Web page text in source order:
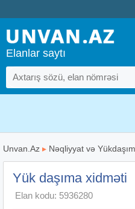
Elanlar saytı
Unvan.Az ▸ Nəqliyyat və
Yük daşıma xidməti
Elan kodu: 5936280